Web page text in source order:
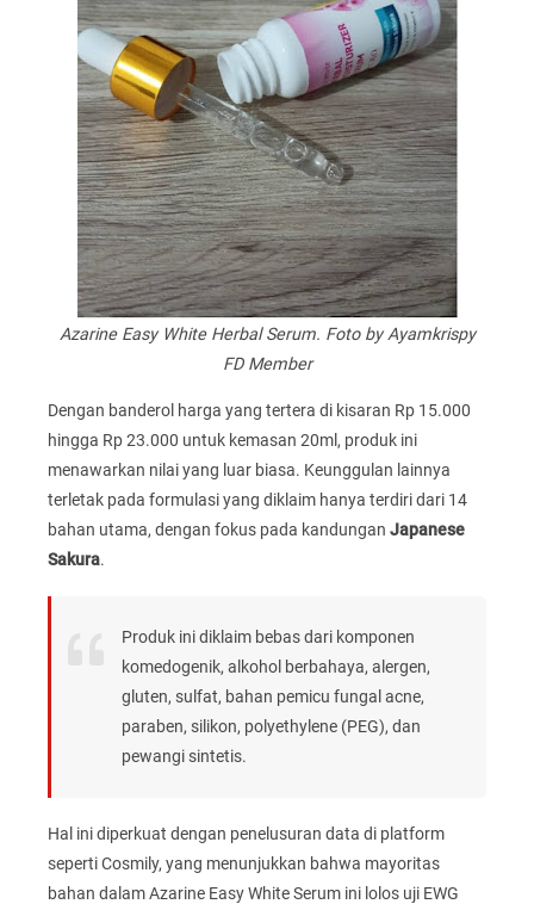
Azarine Easy White Herbal Serum. Foto by Ayamkrispy
FD Member
Dengan banderol harga yang tertera di kisaran Rp 15.000
hingga Rp 23.000 untuk kemasan 20ml, produk ini
menawarkan nilai yang luar biasa. Keunggulan lainnya
terletak pada formulasi yang diklaim hanya terdiri dari 14
bahan utama, dengan fokus pada kandungan Japanese
Sakura.
Produk ini diklaim bebas dari komponen
komedogenik, alkohol berbahaya, alergen,
gluten, sulfat, bahan pemicu fungal acne,
paraben, silikon, polyethylene (PEG), dan
pewangi sintetis.
Hal ini diperkuat dengan penelusuran data di platform
seperti Cosmily, yang menunjukkan bahwa mayoritas
bahan dalam Azarine Easy White Serum ini lolos uji EWG